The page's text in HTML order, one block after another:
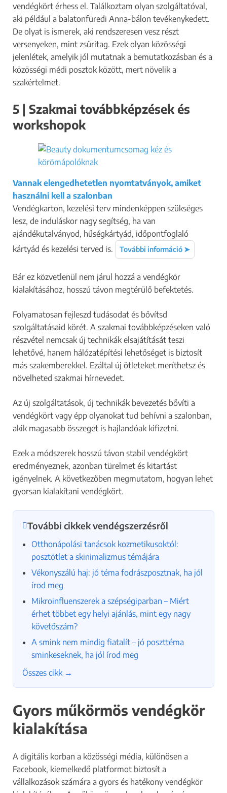
vendégkört érhess el. Találkoztam olyan szolgáltatóval,
aki például a balatonfüredi Anna-bálon tevékenykedett.
De olyat is ismerek, aki rendszeresen vesz részt
versenyeken, mint zsűritag. Ezek olyan közösségi
jelenlétek, amelyik jól mutatnak a bemutatkozásban és a
közösségi médi posztok között, mert növelik a
szakértelmet.
5 | Szakmai továbbképzések és
workshopok
Vannak elengedhetetlen nyomtatványok, amiket
használni kell a szalonban
Vendégkarton, kezelési terv mindenképpen szükséges
lesz, de induláskor nagy segítség, ha van
ajándékutalványod, hűségkártyád, időpontfoglaló
kártyád és kezelési terved is.
További információ ➤
Bár ez közvetlenül nem járul hozzá a vendégkör
kialakításához, hosszú távon megtérülő befektetés.
Folyamatosan fejleszd tudásodat és bővítsd
szolgáltatásaid körét. A szakmai továbbképzéseken való
részvétel nemcsak új technikák elsajátítását teszi
lehetővé, hanem hálózatépítési lehetőséget is biztosít
más szakemberekkel. Ezáltal új ötleteket meríthetsz és
növelheted szakmai hírnevedet.
Az új szolgáltatások, új technikák bevezetés bővíti a
vendégkört vagy épp olyanokat tud behívni a szalonban,
akik magasabb összeget is hajlandóak kifizetni.
Ezek a módszerek hosszú távon stabil vendégkört
eredményeznek, azonban türelmet és kitartást
igényelnek. A következőben megmutatom, hogyan lehet
gyorsan kialakítani vendégkört.
További cikkek vendégszerzésről
Otthonápolási tanácsok kozmetikusoktól:
posztötlet a skinimalizmus témájára
Vékonyszálú haj: jó téma fodrászposztnak, ha jól
írod meg
Mikroinfluenszerek a szépségiparban – Miért
érhet többet egy helyi ajánlás, mint egy nagy
követőszám?
A smink nem mindig fiatalít – jó poszttéma
sminkeseknek, ha jól írod meg
Összes cikk →
Gyors műkörmös vendégkör
kialakítása
A digitális korban a közösségi média, különösen a
Facebook, kiemelkedő platformot biztosít a
vállalkozások számára a gyors és hatékony vendégkör